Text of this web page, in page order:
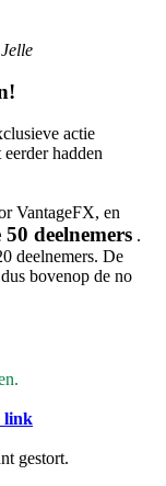
Jelle
actie
hadden
VantageFX, en
deelnemers .
deelnemers. De
bovenop de no
link
gestort.